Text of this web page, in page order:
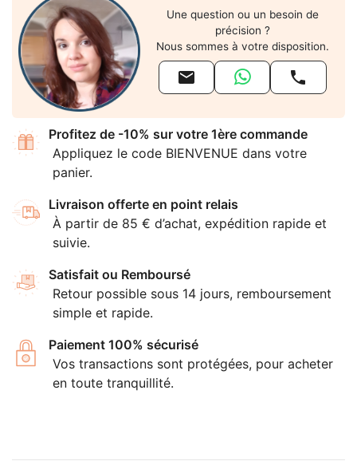
Une question ou un besoin de
précision ?
Nous sommes à votre disposition.
 
Profitez de -10% sur votre 1ère commande
Appliquez le code BIENVENUE dans votre
panier.
Livraison offerte en point relais
À partir de 85 € d’achat, expédition rapide et
suivie.
Satisfait ou Remboursé
Retour possible sous 14 jours, remboursement
simple et rapide.
Paiement 100% sécurisé
Vos transactions sont protégées, pour acheter
en toute tranquillité.